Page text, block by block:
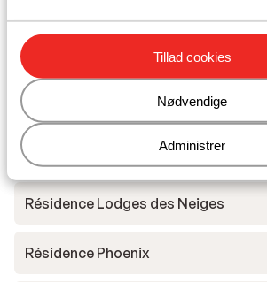
Tillad cookies
Nødvendige
Administrer
Résidence Le Jhana
Hotel Club Belambra Tignes Val
Résidence Boutique CGH Le Lodge
*****
Résidence Lodges des Neiges
Résidence Phoenix